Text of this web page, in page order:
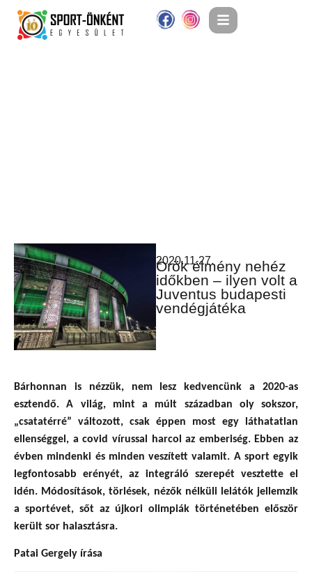
2020.11.27.
Örök élmény nehéz
időkben – ilyen volt a
Juventus budapesti
vendégjátéka
Bárhonnan is nézzük, nem lesz kedvencünk a 2020-as
esztendő. A világ, mint a múlt században oly sokszor,
„csatatérré” változott, csak éppen most egy láthatatlan
ellenséggel, a covid vírussal harcol az emberiség. Ebben az
évben mindenki és minden veszített valamit. A sport egyik
legfontosabb erényét, az integráló szerepét vesztette el
idén. Módosítások, törlések, nézők nélküli lelátók jellemzik
a sportévet, sőt az újkori olimpiák történetében először
került sor halasztásra.
Patai Gergely írása